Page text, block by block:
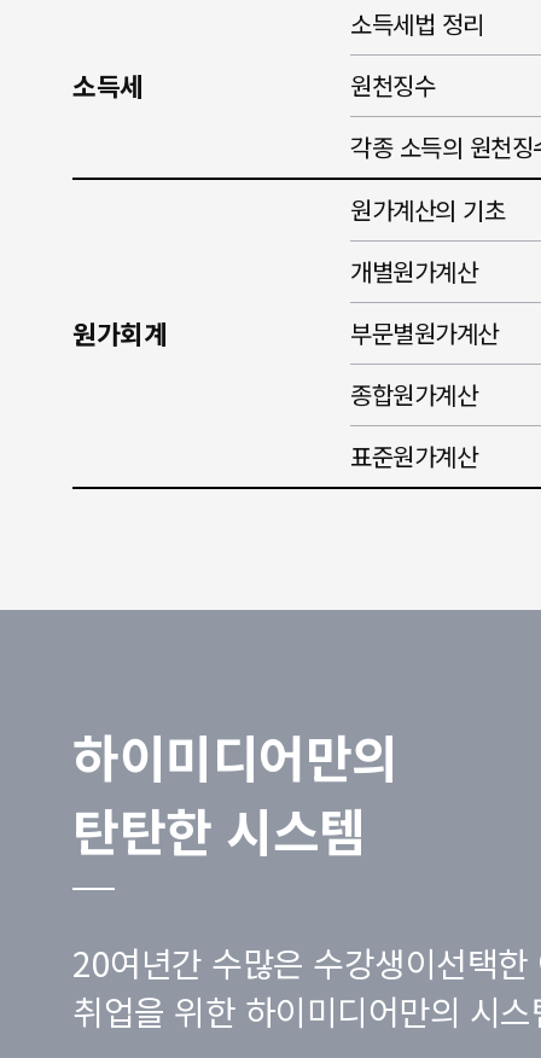
소득세
소득세법 정리
원천징수
각종 소득의 원천징
원가회계
원가계산의 기초
개별원가계산
부문별원가계산
종합원가계산
표준원가계산
하이미디어만의
탄탄한 시스템
20여년간 수많은 수강생이선택한
취업을 위한 하이미디어만의 시